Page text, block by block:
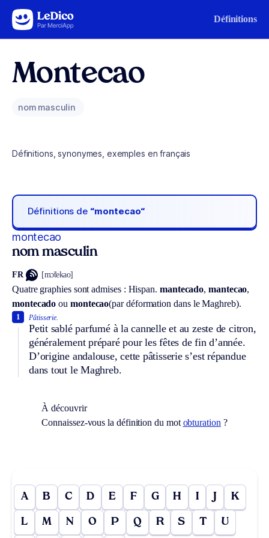
Aller au contenu Définitions
Montecao
nom masculin
Définitions, synonymes, exemples en français
Définitions de “montecao“
montecao
nom masculin
FR [mɔ̃tekao]
Quatre graphies sont admises : Hispan. mantecado,mantecao,
montecado ou montecao(par déformation dans le Maghreb).
Pâtisserie.
Petit sablé parfumé à la cannelle et au zeste de citron,
généralement préparé pour les fêtes de fin d’année.
D’origine andalouse, cette pâtisserie s’est répandue
dans tout le Maghreb.
1
À découvrir
Connaissez-vous la définition du mot obturation ?
A B C D E F G H I J K
L M N O P Q R S T U